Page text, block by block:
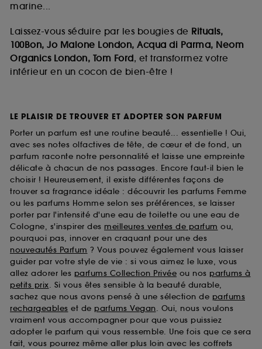
marine...
Laissez-vous séduire par les bougies de Rituals,
100Bon, Jo Malone London, Acqua di Parma, Neom
Organics London, Tom Ford, et transformez votre
intérieur en un cocon de bien-être !
LE PLAISIR DE TROUVER ET ADOPTER SON PARFUM
Porter un parfum est une routine beauté... essentielle ! Oui,
avec ses notes olfactives de tête, de cœur et de fond, un
parfum raconte notre personnalité et laisse une empreinte
délicate à chacun de nos passages. Encore faut-il bien le
choisir ! Heureusement, il existe différentes façons de
trouver sa fragrance idéale : découvrir les parfums Femme
ou les parfums Homme selon ses préférences, se laisser
porter par l'intensité d'une eau de toilette ou une eau de
Cologne, s'inspirer des meilleures ventes de parfum ou,
pourquoi pas, innover en craquant pour une des
nouveautés Parfum ? Vous pouvez également vous laisser
guider par votre style de vie : si vous aimez le luxe, vous
allez adorer les parfums Collection Privée ou nos parfums à
petits prix. Si vous êtes sensible à la beauté durable,
sachez que nous avons pensé à une sélection de parfums
rechargeables et de parfums Vegan. Oui, nous voulons
vraiment vous accompagner pour que vous puissiez
adopter le parfum qui vous ressemble. Une fois que ce sera
fait, vous pourrez même aller plus loin avec les coffrets